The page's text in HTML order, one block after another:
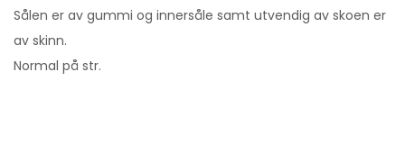
Sålen er av gummi og innersåle samt utvendig av skoen er
av skinn.
Normal på str.